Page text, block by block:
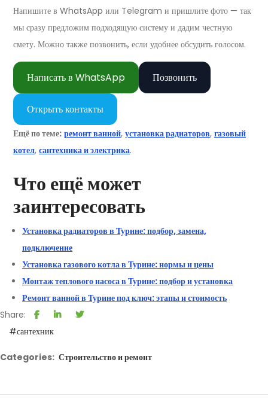
Напишите в WhatsApp или Telegram и пришлите фото — так
мы сразу предложим подходящую систему и дадим честную
смету. Можно также позвонить, если удобнее обсудить голосом.
Написать в WhatsApp Позвонить
Открыть контакты
Ещё по теме: ремонт ванной, установка радиаторов, газовый
котел, сантехника и электрика.
Что ещё может
заинтересовать
Установка радиаторов в Турине: подбор, замена,
подключение
Установка газового котла в Турине: нормы и цены
Монтаж теплового насоса в Турине: подбор и установка
Ремонт ванной в Турине под ключ: этапы и стоимость
Share:
#сантехник
Categories: Строительство и ремонт